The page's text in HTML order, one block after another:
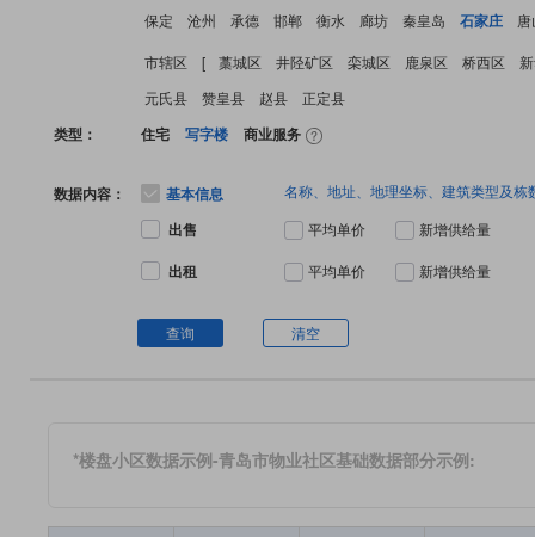
保定 沧州 承德 邯郸 衡水 廊坊 秦皇岛 石家庄
市辖区 [ 藁城区 井陉矿区 栾城区 鹿泉区 桥西区
元氏县
赞皇县 赵县 正定县
类型： 住宅 写字楼 商业服务
数据内容： 基本信息 名称、地址、地理坐标、建筑类型及
出售 平均单价 新增供给量
出租 平均单价 新增供给量
查询 清空
*楼盘小区数据示例-青岛市物业社区基础数据部分示例: